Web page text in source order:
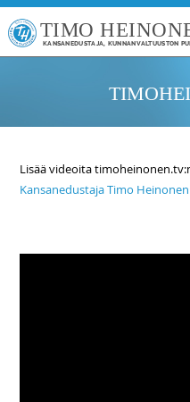
TIMO
KANSANEDUSTAJA, KUNNANVALTUUSTON
Lisää videoita
Kansanedustaja Timo